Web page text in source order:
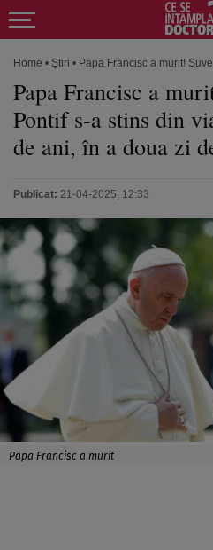
Home • Știri • Papa Francisc a murit!
Papa Francisc a
Pontif s-a stins din
de ani, în a doua zi
Publicat: 21-04-2025, 12:33
Papa Francisc a murit